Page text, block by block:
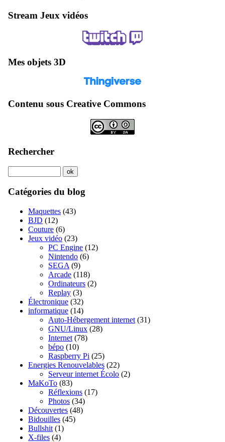
Stream Jeux vidéos
Mes objets 3D
Contenu sous Creative Commons
Rechercher
Catégories du blog
Maquettes (43)
BJD (12)
Couture (6)
Jeux vidéo (23)
PC Engine (12)
Nintendo (6)
SEGA (9)
Arcade (118)
Ordinateurs (2)
Replay (3)
Électronique (32)
informatique (14)
Auto-Hébergement internet (31)
GNU/Linux (28)
Internet (78)
bépo (10)
Raspberry Pi (25)
Energies Renouvelables (22)
Serveur internet Écolo (2)
MaKoTo (83)
Réflexions (17)
Photos (34)
Découvertes (48)
Bidouilles (45)
Bullshit (1)
X-files (4)